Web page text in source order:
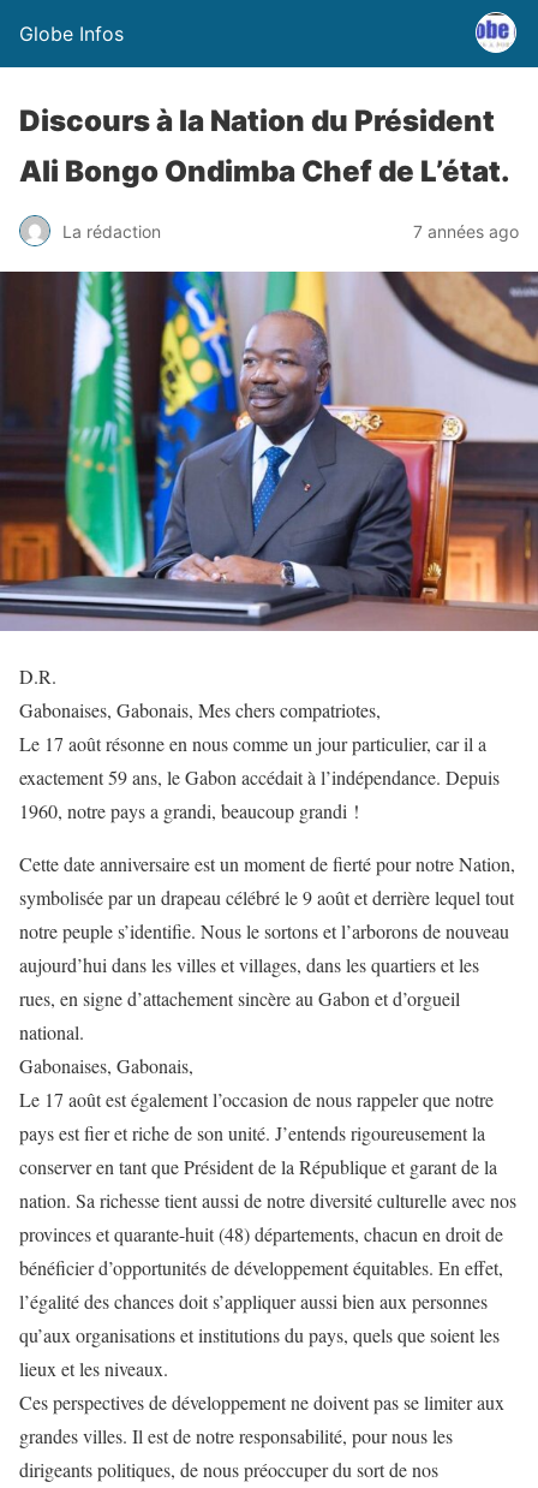
Globe Infos
Discours à la Nation du Président
Ali Bongo Ondimba Chef de L’état.
La rédaction 7 années ago
D.R.
Gabonaises, Gabonais, Mes chers compatriotes,
Le 17 août résonne en nous comme un jour particulier, car il a
exactement 59 ans, le Gabon accédait à l’indépendance. Depuis
1960, notre pays a grandi, beaucoup grandi !
Cette date anniversaire est un moment de fierté pour notre Nation,
symbolisée par un drapeau célébré le 9 août et derrière lequel tout
notre peuple s’identifie. Nous le sortons et l’arborons de nouveau
aujourd’hui dans les villes et villages, dans les quartiers et les
rues, en signe d’attachement sincère au Gabon et d’orgueil
national.
Gabonaises, Gabonais,
Le 17 août est également l’occasion de nous rappeler que notre
pays est fier et riche de son unité. J’entends rigoureusement la
conserver en tant que Président de la République et garant de la
nation. Sa richesse tient aussi de notre diversité culturelle avec nos
provinces et quarante-huit (48) départements, chacun en droit de
bénéficier d’opportunités de développement équitables. En effet,
l’égalité des chances doit s’appliquer aussi bien aux personnes
qu’aux organisations et institutions du pays, quels que soient les
lieux et les niveaux.
Ces perspectives de développement ne doivent pas se limiter aux
grandes villes. Il est de notre responsabilité, pour nous les
dirigeants politiques, de nous préoccuper du sort de nos